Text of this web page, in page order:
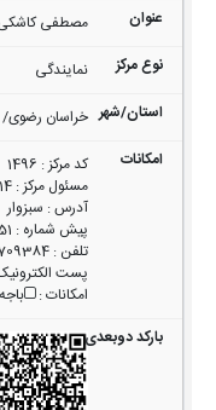
مصطفی کاشکی
نمایندگی
خراسان رضوی/
کد مرکز:
1496
مسئول مرکز:
14
آدرس: سبزوار
پیش شماره :
تلفن :
پست
امکانات: